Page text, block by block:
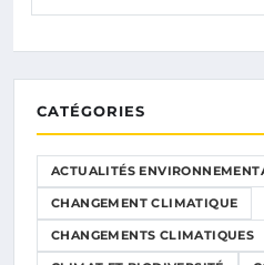
CATÉGORIES
ACTUALITÉS
CHANGEMENT CLIMATIQUE
CHANGEMENTS CLIMATIQUES